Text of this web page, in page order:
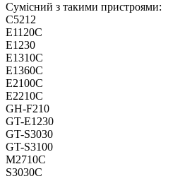
Сумісний з такими пристроями:
C5212
E1120C
E1230
E1310C
E1360C
E2100C
E2210C
GH-F210
GT-E1230
GT-S3030
GT-S3100
M2710C
S3030C